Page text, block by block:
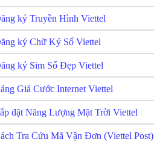
ký Truyền Hình Viettel
ký Chữ Ký Số Viettel
ký Sim Số Đẹp Viettel
Giá Cước Internet Viettel
đặt Năng Lượng Mặt Trời Viettel
Tra Cứu Mã Vận Đơn (Viettel Post)